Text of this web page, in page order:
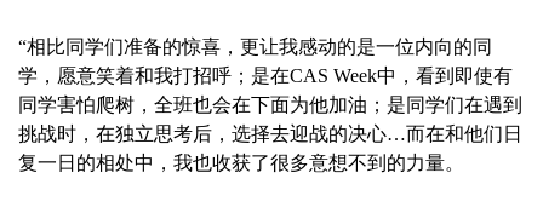
“相比同学们准备的惊喜，更让我感动的是一位内向的同
学，愿意笑着和我打招呼；是在CAS Week中，看到即使有
同学害怕爬树，全班也会在下面为他加油；是同学们在遇到
挑战时，在独立思考后，选择去迎战的决心…而在和他们日
复一日的相处中，我也收获了很多意想不到的力量。